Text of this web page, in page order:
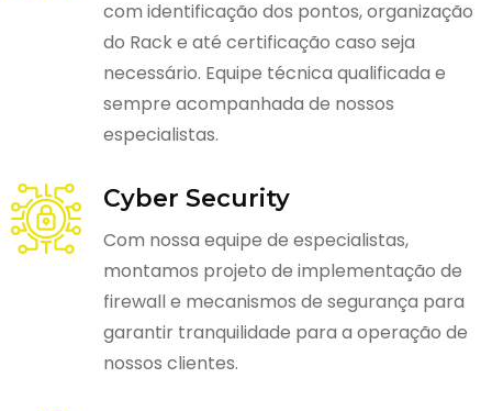
com identificação dos pontos, organização
do Rack e até certificação caso seja
necessário. Equipe técnica qualificada e
sempre acompanhada de nossos
especialistas.
Cyber Security
Com nossa equipe de especialistas,
montamos projeto de implementação de
firewall e mecanismos de segurança para
garantir tranquilidade para a operação de
nossos clientes.